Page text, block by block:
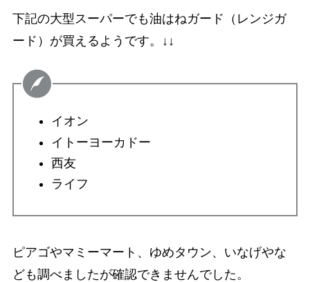
下記の大型スーパーでも油はねガード（レンジガ
ード）が買えるようです。↓↓
イオン
イトーヨーカドー
西友
ライフ
ピアゴやマミーマート、ゆめタウン、いなげやな
ども調べましたが確認できませんでした。